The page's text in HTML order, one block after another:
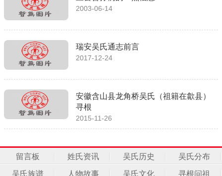
2003-06-14
瑞安吴氏通志前言
2017-12-24
安徽含山县龙角桥吴氏（祖籍在歙县）
寻根
2015-11-26
留言板 姓氏资讯 吴氏历史 吴氏分布
吴氏族谱 人物故事 吴氏文化 寻根问祖